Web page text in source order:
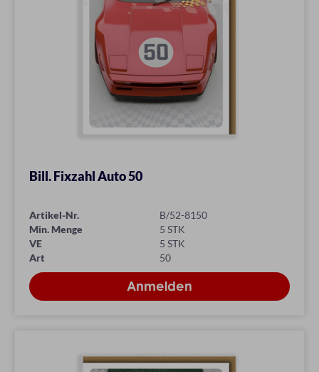
Bill. Fixzahl Auto 50
Artikel-Nr.
B/52-8150
Min. Menge
5 STK
VE
5 STK
Art
50